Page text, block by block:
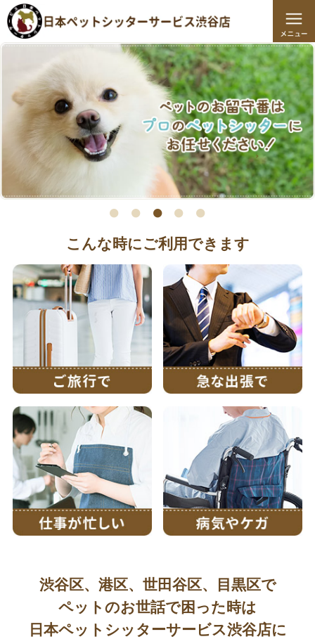
こんな時にご利用できます
渋谷区、港区、世田谷区、目黒区で
ペットのお世話で困った時は
日本ペットシッターサービス渋谷店に